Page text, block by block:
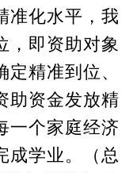
准化水平，我
，即资助对象
精准到位、
助资金发放精
一个家庭经济
成学业。（总